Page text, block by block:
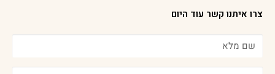
צרו איתנו קשר עוד היום